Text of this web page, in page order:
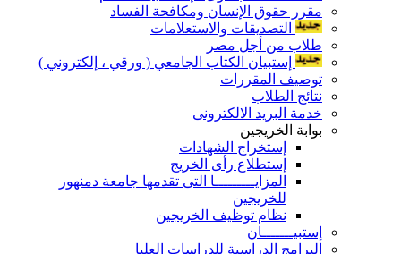
مقرر حقوق الإنسان ومكافحة الفساد
التصديقات والاستعلامات
طلاب من أجل مصر
إستبيان الكتاب الجامعي ( ورقي ، إلكتروني )
توصيف المقررات
نتائج الطلاب
خدمة البريد الالكترونى
بوابة الخريجين
إستخراج الشهادات
إستطلاع رأى الخريج
المزايـــــــــا التى تقدمها جامعة دمنهور
للخريجين
نظام توظيف الخريجين
إستبيـــــــان
البرامج الدراسية للدراسات العليا